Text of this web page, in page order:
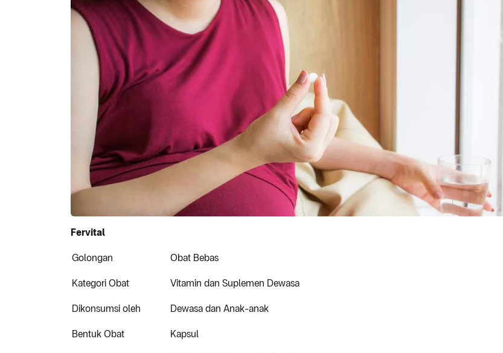
Fervital
Golongan Obat Bebas
Kategori Obat Vitamin dan Suplemen Dewasa
Dikonsumsi oleh Dewasa dan Anak-anak
Bentuk Obat Kapsul